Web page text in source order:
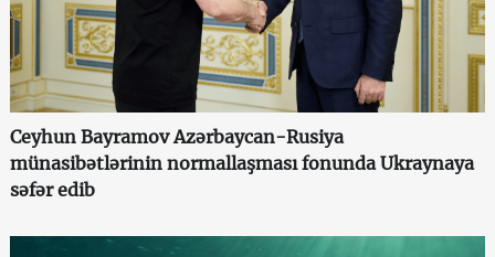
Ceyhun Bayramov Azərbaycan-Rusiya
münasibətlərinin normallaşması fonunda Ukraynaya
səfər edib